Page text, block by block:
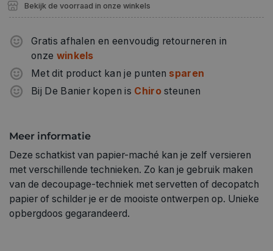
Bekijk de voorraad in onze winkels
Gratis afhalen en eenvoudig retourneren in
onze winkels
Met dit product kan je punten sparen
Bij De Banier kopen is Chirosteunen
Meer informatie
Deze schatkist van papier-maché kan je zelf versieren
met verschillende technieken. Zo kan je gebruik maken
van de decoupage-techniek met servetten of decopatch
papier of schilder je er de mooiste ontwerpen op. Unieke
opbergdoos gegarandeerd.